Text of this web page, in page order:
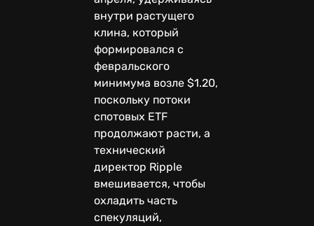
внутри растущего
клина, который
формировался с
февральского
минимума возле $1.20,
поскольку потоки
спотовых ETF
продолжают расти, а
технический
директор Ripple
вмешивается, чтобы
охладить часть
спекуляций,